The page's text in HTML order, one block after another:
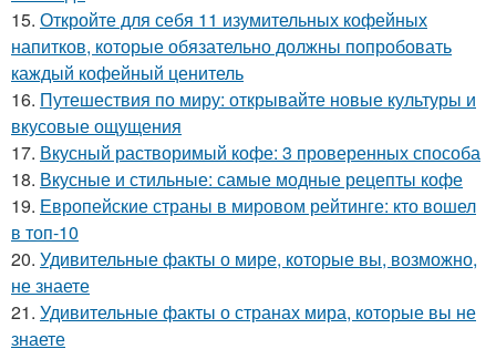
15. Откройте для себя 11 изумительных кофейных
напитков, которые обязательно должны попробовать
каждый кофейный ценитель
16. Путешествия по миру: открывайте новые культуры и
вкусовые ощущения
17. Вкусный растворимый кофе: 3 проверенных способа
18. Вкусные и стильные: самые модные рецепты кофе
19. Европейские страны в мировом рейтинге: кто вошел
в топ-10
20. Удивительные факты о мире, которые вы, возможно,
не знаете
21. Удивительные факты о странах мира, которые вы не
знаете